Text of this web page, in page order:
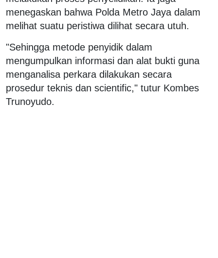
menegaskan bahwa Polda Metro Jaya dalam
melihat suatu peristiwa dilihat secara utuh.
"Sehingga metode penyidik dalam
mengumpulkan informasi dan alat bukti guna
menganalisa perkara dilakukan secara
prosedur teknis dan scientific," tutur Kombes
Trunoyudo.